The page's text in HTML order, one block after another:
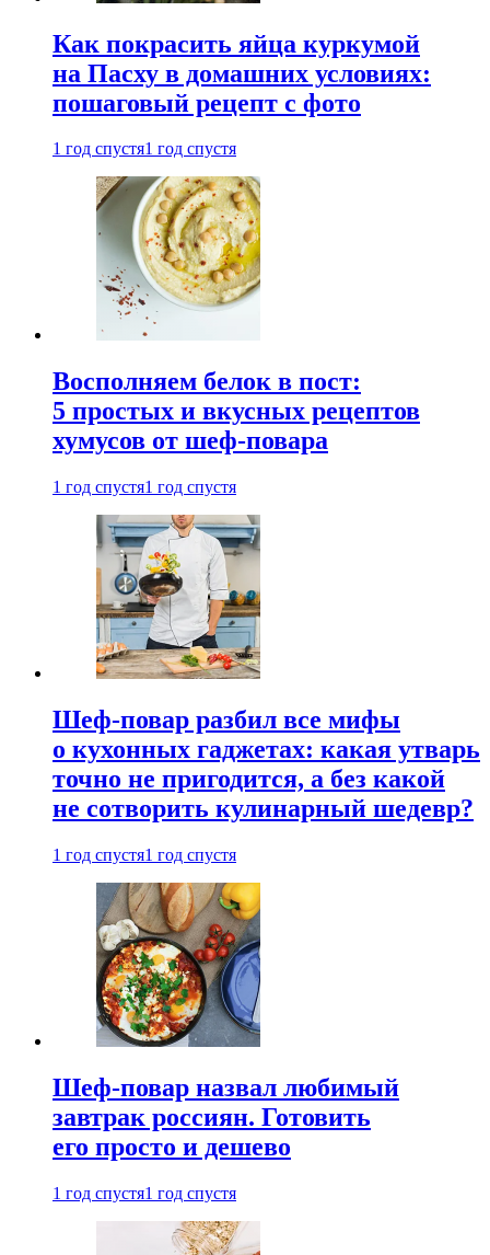
Как покрасить яйца куркумой
на Пасху в домашних условиях:
пошаговый рецепт с фото
1 год спустя1 год спустя
Восполняем белок в пост:
5 простых и вкусных рецептов
хумусов от шеф-повара
1 год спустя1 год спустя
Шеф-повар разбил все мифы
о кухонных гаджетах: какая утварь
точно не пригодится, а без какой
не сотворить кулинарный шедевр?
1 год спустя1 год спустя
Шеф-повар назвал любимый
завтрак россиян. Готовить
его просто и дешево
1 год спустя1 год спустя